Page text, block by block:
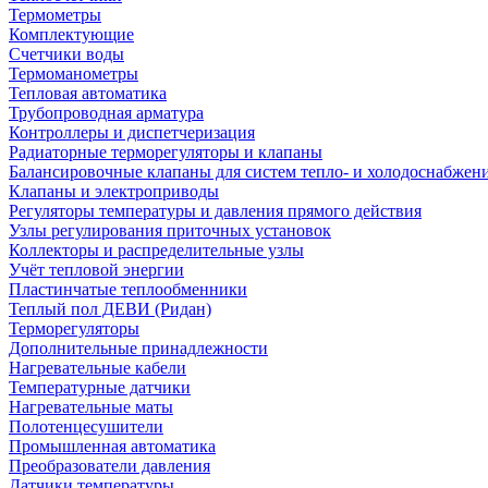
Термометры
Комплектующие
Счетчики воды
Термоманометры
Тепловая автоматика
Трубопроводная арматура
Контроллеры и диспетчеризация
Радиаторные терморегуляторы и клапаны
Балансировочные клапаны для систем тепло- и
Клапаны и электроприводы
Регуляторы температуры и давления прямого действия
Узлы регулирования приточных установок
Коллекторы и распределительные узлы
Учёт тепловой энергии
Пластинчатые теплообменники
Теплый пол ДЕВИ (Ридан)
Терморегуляторы
Дополнительные принадлежности
Нагревательные кабели
Температурные датчики
Нагревательные маты
Полотенцесушители
Промышленная автоматика
Преобразователи давления